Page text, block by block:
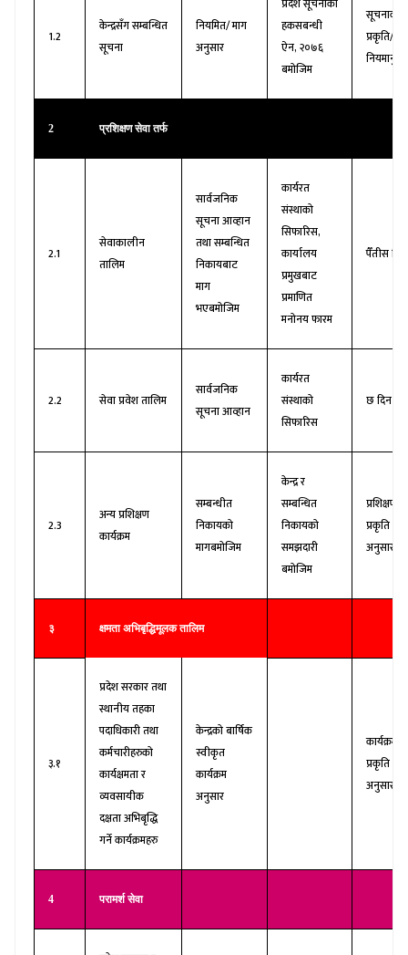
1.2
केन्द्रसँग सम्बन्धित
सूचना
नियमित/ माग
अनुसार
प्रदेश सूचनाको
हकसबन्धी
ऐन, २०७६
बमोजिम
सूचनाको
प्रकृति/
2 प्रशिक्षण सेवा तर्फ
2.1
सेवाकालीन
तालिम
सार्वजनिक
सूचना आव्हान
तथा सम्बन्धित
निकायबाट
माग
भएबमोजिम
कार्यरत
संस्थाको
सिफारिस,
कार्यालय
प्रमुखबाट
प्रमाणित
मनोनय फारम
पैँतीस दिन
2.2 सेवा प्रवेश तालिम
सार्वजनिक
सूचना आव्हान
कार्यरत
संस्थाको
सिफारिस
छ दिन
2.3
अन्य प्रशिक्षण
कार्यक्रम
सम्बन्धीत
निकायको
मागबमोजिम
केन्द्र र
सम्बन्धित
निकायको
समझदारी
बमोजिम
प्रशिक्षणको
प्रकृति
अनुसार
३ क्षमता अभिबृद्धिमूलक तालिम
३.१
प्रदेश सरकार तथा
स्थानीय तहका
पदाधिकारी तथा
कर्मचारीहरुको
कार्यक्षमता र
व्यवसायीक
दक्षता अभिबृद्धि
गर्ने कार्यक्रमहरु
केन्द्रको बार्षिक
स्वीकृत
कार्यक्रम
अनुसार
कार्यक्रमको
प्रकृति
अनुसार
4 परामर्श सेवा